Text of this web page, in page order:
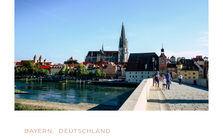
BAYERN DEUTSCHLAND